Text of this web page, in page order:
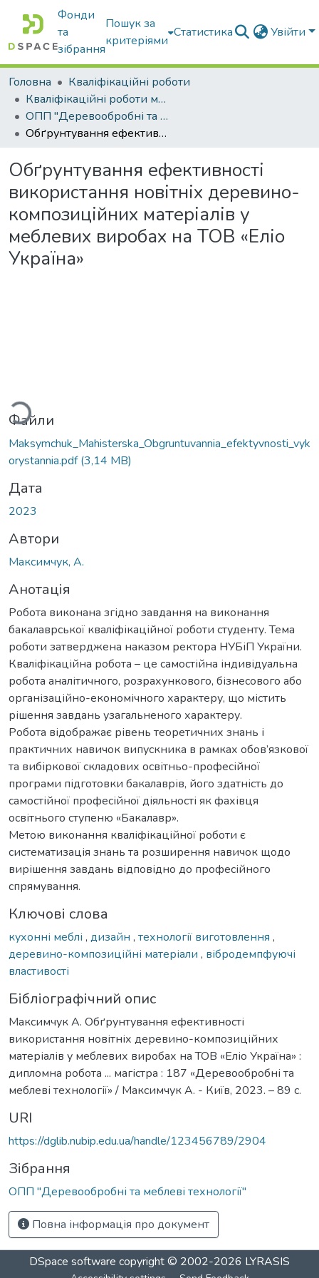
Фонди
та
зібрання
Пошук за
критеріями
Статистика Увійти
Головна
Кваліфікаційні роботи
Кваліфікаційні роботи магістрів
ОПП "Деревообробні та меблеві технології"
Обґрунтування ефективності використання новітніх деревино-композиційних матеріалів у меблевих виробах на ТОВ «Еліо Україна»
Обґрунтування ефективності
використання новітніх деревино-
композиційних матеріалів у
меблевих виробах на ТОВ «Еліо
Україна»
Файли
Maksymchuk_Mahisterska_Obgruntuvannia_efektyvnosti_vyk
orystannia.pdf(3,14 MB)
Дата
2023
Автори
Максимчук, А.
Анотація
Робота виконана згідно завдання на виконання
бакалаврської кваліфікаційної роботи студенту. Тема
роботи затверджена наказом ректора НУБіП України.
Кваліфікаційна робота – це самостійна індивідуальна
робота аналітичного, розрахункового, бізнесового або
організаційно-економічного характеру, що містить
рішення завдань узагальненого характеру.
Робота відображає рівень теоретичних знань і
практичних навичок випускника в рамках обов’язкової
та вибіркової складових освітньо-професійної
програми підготовки бакалаврів, його здатність до
самостійної професійної діяльності як фахівця
освітнього ступеню «Бакалавр».
Метою виконання кваліфікаційної роботи є
систематизація знань та розширення навичок щодо
вирішення завдань відповідно до професійного
спрямування.
Ключові слова
кухонні меблі , дизайн , технології виготовлення ,
деревино-композиційні матеріали , вібродемпфуючі
властивості
Бібліографічний опис
Максимчук А. Обґрунтування ефективності
використання новітніх деревино-композиційних
матеріалів у меблевих виробах на ТОВ «Еліо Україна» :
дипломна робота ... магістра : 187 «Деревообробні та
меблеві технології» / Максимчук А. - Київ, 2023. – 89 с.
URI
https://dglib.nubip.edu.ua/handle/123456789/2904
Зібрання
ОПП "Деревообробні та меблеві технології"
Повна інформація про документ
DSpace software copyright © 2002-2026 LYRASIS